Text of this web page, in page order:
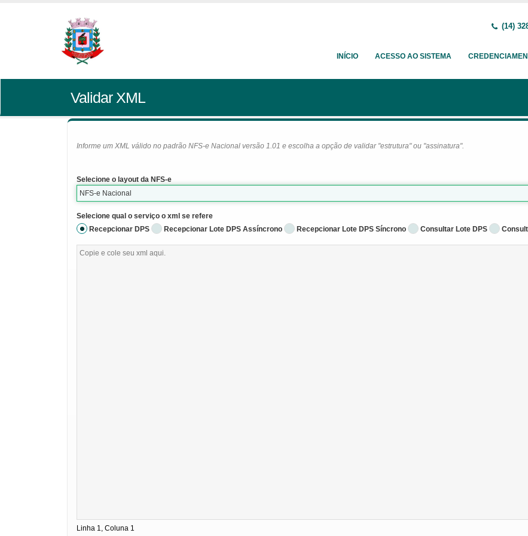
(14)
INÍCIO ACESSO AO SISTEMA
Validar XML
Informe um XML válido no padrão NFS-e Nacional versão 1.01 e escolha a opção de validar "estrutura" ou "assinatura".
Selecione o layout da NFS-e
NFS-e Nacional
Selecione qual o serviço o xml se refere
Recepcionar DPS
Recepcionar Lote DPS Assíncrono Recepcionar Lote DPS Síncrono Consultar Lote DPS
Linha 1, Coluna 1